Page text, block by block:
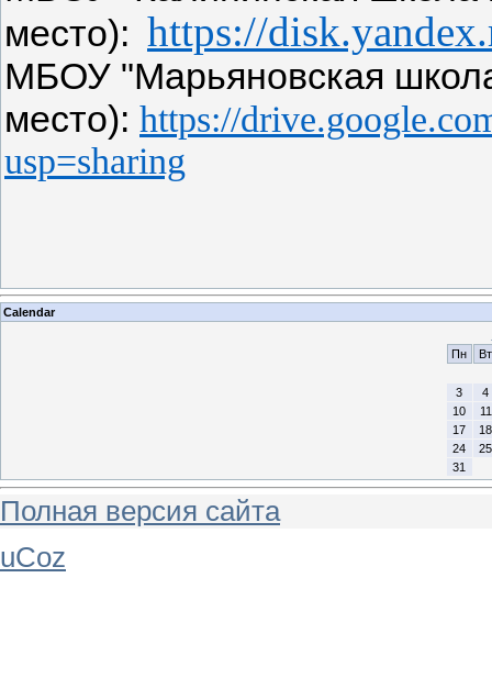
место): https://
МБОУ "Марьяновская
место): https://
usp=sharing
Calendar
Пн
Вт
3
4
10
11
17
18
24
25
31
Полная версия сайта
uCoz